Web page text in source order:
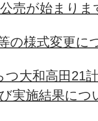
売が始まりま
の様式変更に
つ大和高田21
実施結果につ